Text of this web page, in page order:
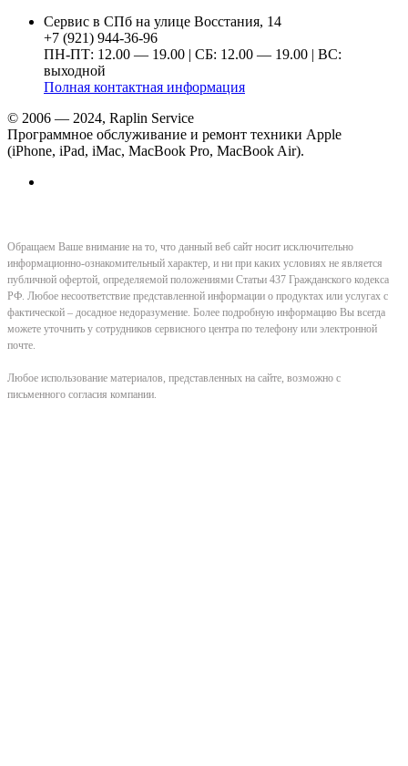
Сервис в СПб на улице Восстания, 14
+7 (921) 944-36-96
ПН-ПТ: 12.00 — 19.00 | СБ: 12.00 — 19.00 | ВС:
выходной
Полная контактная информация
© 2006 — 2024, Raplin Service
Программное обслуживание и ремонт техники Apple
(iPhone, iPad, iMac, MacBook Pro, MacBook Air).
Обращаем Ваше внимание на то, что данный веб сайт носит исключительно
информационно-ознакомительный характер, и ни при каких условиях не является
публичной офертой, определяемой положениями Статьи 437 Гражданского кодекса
РФ. Любое несоответствие представленной информации о продуктах или услугах с
фактической – досадное недоразумение. Более подробную информацию Вы всегда
можете уточнить у сотрудников сервисного центра по телефону или электронной
почте.
Любое использование материалов, представленных на сайте, возможно с
письменного согласия компании.